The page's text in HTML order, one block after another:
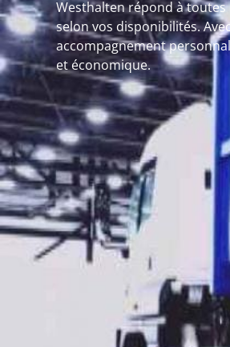
Westhalten répond à toutes
selon vos disponibilités.
accompagnement
et économique.